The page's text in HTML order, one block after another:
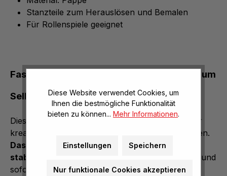
Stanzteile zum Herauslösen und Bemalen
Für Rollenspiele geeignet
Faschingskronen Märchen zum
Selbstgestalten im 3er Set
Diese Faschingskronen sind die perfekte Basis für
kreative Rollenspiele und individuelle Verkleidungen.
Das Set enthält 3 vorgestanzte Kronen aus
stabiler Pappe
, die sich kinderleicht herauslösen und
sofort gestalten lassen. Eine Seite ist blanko, die
Diese Website verwendet Cookies, um
Ihnen die bestmögliche Funktionalität
bieten zu können... Mehr Informationen.
Einstellungen Speichern
Nur funktionale Cookies akzeptieren